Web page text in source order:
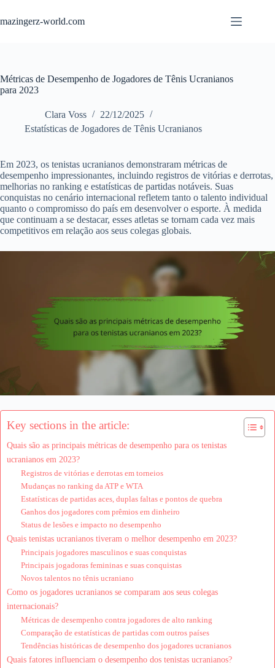
content
mazingerz-world.com
Métricas de Desempenho de Jogadores de Tênis Ucranianos
para 2023
Clara Voss
22/12/2025
Estatísticas de Jogadores de Tênis Ucranianos
Em 2023, os tenistas ucranianos demonstraram métricas de
desempenho impressionantes, incluindo registros de vitórias e derrotas,
melhorias no ranking e estatísticas de partidas notáveis. Suas
conquistas no cenário internacional refletem tanto o talento individual
quanto o compromisso do país em desenvolver o esporte. À medida
que continuam a se destacar, esses atletas se tornam cada vez mais
competitivos em relação aos seus colegas globais.
Key sections in the article:
Quais são as principais métricas de desempenho para os tenistas
ucranianos em 2023?
Registros de vitórias e derrotas em torneios
Mudanças no ranking da ATP e WTA
Estatísticas de partidas aces, duplas faltas e pontos de quebra
Ganhos dos jogadores com prêmios em dinheiro
Status de lesões e impacto no desempenho
Quais tenistas ucranianos tiveram o melhor desempenho em 2023?
Principais jogadores masculinos e suas conquistas
Principais jogadoras femininas e suas conquistas
Novos talentos no tênis ucraniano
Como os jogadores ucranianos se comparam aos seus colegas
internacionais?
Métricas de desempenho contra jogadores de alto ranking
Comparação de estatísticas de partidas com outros países
Tendências históricas de desempenho dos jogadores ucranianos
Quais fatores influenciam o desempenho dos tenistas ucranianos?